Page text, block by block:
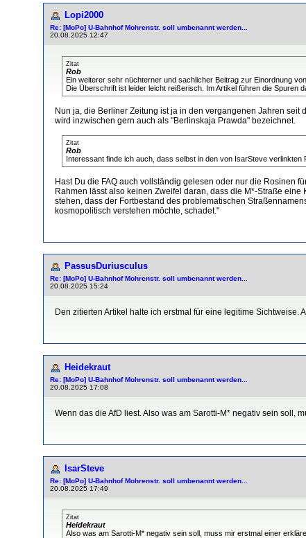
Lopi2000
Re: [MoPo] U-Bahnhof Mohrenstr. soll umbenannt werden...
20.08.2025 12:47
Zitat
Rob
Ein weiterer sehr nüchterner und sachlicher Beitrag zur Einordnung
Die Überschrift ist leider leicht reißerisch. Im Artikel führen die Spuren
Nun ja, die Berliner Zeitung ist ja in den vergangenen Jahren seit
wird inzwischen gern auch als "Berlinskaja Prawda" bezeichnet.
Zitat
Rob
Interessant finde ich auch, dass selbst in den von IsarSteve
Hast Du die FAQ auch vollständig gelesen oder nur die Rosinen
Rahmen lässt also keinen Zweifel daran, dass die M*-Straße
stehen, dass der Fortbestand des problematischen
kosmopolitisch verstehen möchte, schadet."
PassusDuriusculus
Re: [MoPo] U-Bahnhof Mohrenstr. soll umbenannt werden...
20.08.2025 15:24
Den zitierten Artikel halte ich erstmal für eine legitime Sichtweise.
Heidekraut
Re: [MoPo] U-Bahnhof Mohrenstr. soll umbenannt werden...
20.08.2025 17:08
Wenn das die AfD liest. Also was am Sarotti-M* negativ sein soll,
IsarSteve
Re: [MoPo] U-Bahnhof Mohrenstr. soll umbenannt werden...
20.08.2025 17:49
Zitat
Heidekraut
Also was am Sarotti-M* negativ sein soll, muss mir erstmal einer